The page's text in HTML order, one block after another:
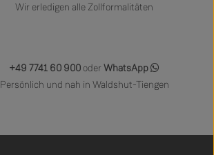
Wir erledigen alle Zollformalitäten
+49 7741 60 900 oder WhatsApp
Persönlich und nah in Waldshut-Tiengen